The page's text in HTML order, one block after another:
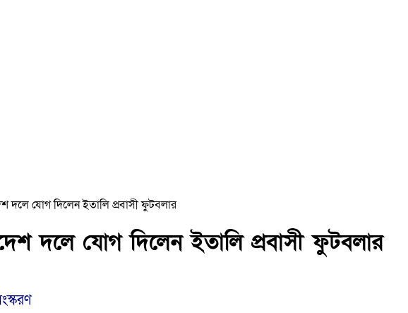
দলে যোগ দিলেন ইতালি প্রবাসী ফুটবলার
দলে যোগ দিলেন ইতালি প্রবাসী ফুটবলার